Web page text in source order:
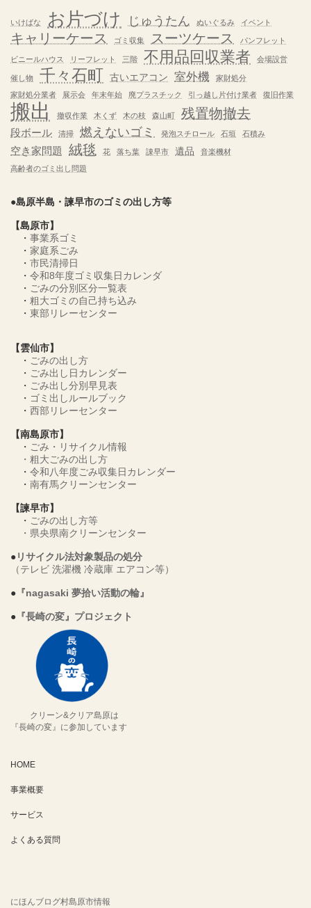
いけばな お片づけ じゅうたん ぬいぐるみ イベント
キャリーケース ゴミ収集 スーツケース パンフレット
ビニールハウス リーフレット 三階 不用品回収業者 会場設営
催し物 千々石町 古いエアコン 室外機
家財処分
家財処分業者
展示会 年末年始 廃プラスチック 引っ越し片付け業者 復旧作業
搬出 撤収作業 木くず 木の枝 森山町 残置物撤去
段ボール 清掃 燃えないゴミ 発泡スチロール 石垣 石積み
空き家問題 絨毯 花 落ち葉 諌早市 遺品
音楽機材
高齢者のゴミ出し問題
●島原半島・諫早市のゴミの出し方等
【島原市】
・ 事業系ゴミ
・ 家庭系ごみ
・ 市民清掃日
・ 令和8年度ゴミ収集日カレンダ
・ ごみの分別区分一覧表
・ 粗大ゴミの自己持ち込み
・ 東部リレーセンター
【雲仙市】
・ ごみの出し方
・ ごみ出し日カレンダー
・ ごみ出し分別早見表
・ ゴミ出しルールブック
・ 西部リレーセンター
【南島原市】
・ ごみ・リサイクル情報
・ 粗大ごみの出し方
・ 令和八年度ごみ収集日カレンダー
・ 南有馬クリーンセンター
【諫早市】
・ ごみの出し方等
・ 県央県南クリーンセンター
●リサイクル法対象製品の処分
（テレビ 洗濯機 冷蔵庫 エアコン等）
● 『nagasaki 夢拾い活動の輪』
● 『長崎の変』プロジェクト
クリーン&クリア島原は
『長崎の変』に参加しています
HOME
事業概要
サービス
よくある質問
にほんブログ村島原市情報